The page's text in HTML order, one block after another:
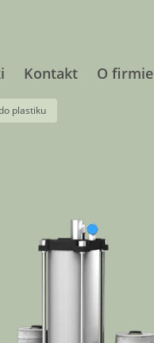
Kontakt O firmie
plastiku